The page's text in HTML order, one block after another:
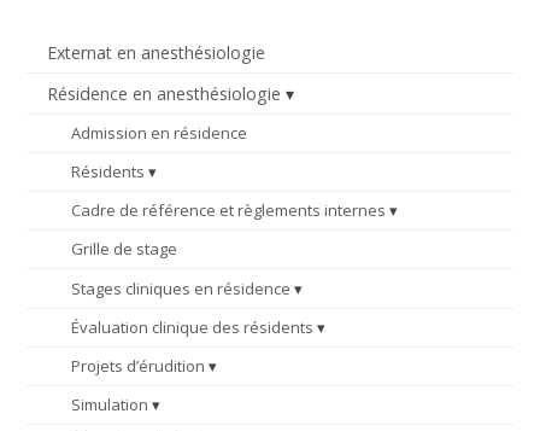
Externat en anesthésiologie
Résidence en anesthésiologie
Admission en résidence
Résidents
Cadre de référence et règlements internes
Grille de stage
Stages cliniques en résidence
Évaluation clinique des résidents
Projets d’érudition
Simulation